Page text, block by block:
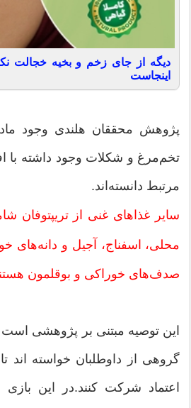
دیگه از جای زخم و بخیه خجالت
اینجاست
پژوهش محققان هلندی وجود
تخم‌مرغ و شکلات وجود داشته با
مرتبط دانسته‌اند.
سایر غذاهای غنی از تریپتوفان
محلی، اسفناج، آجیل و دانه‌های
صدف‌های خوراکی و بوقلمون
این توصیه مبتنی بر پژوهشی
گروهی از داوطلبان خواسته اند
اعتماد شرکت کنند.در این